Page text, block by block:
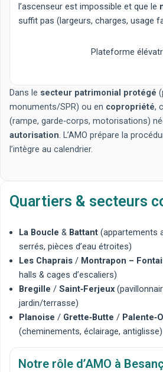
l’ascenseur est impossible et que le
suffit pas (largeurs, charges, usage
Plateforme
Dans le secteur patrimonial protégé
monuments/SPR) ou en copropriété,
(rampe, garde‑corps, motorisations)
autorisation. L’AMO prépare la
l’intègre au calendrier.
Quartiers & secteurs
La Boucle & Battant(appartements
serrés, pièces d’eau étroites)
Les Chaprais/ Montrapon –
halls & cages d’escaliers)
Bregille / Saint‑Ferjeux
jardin/terrasse)
Planoise / Grette‑Butte /
(cheminements, éclairage, antiglisse)
Notre rôle d’AMO à